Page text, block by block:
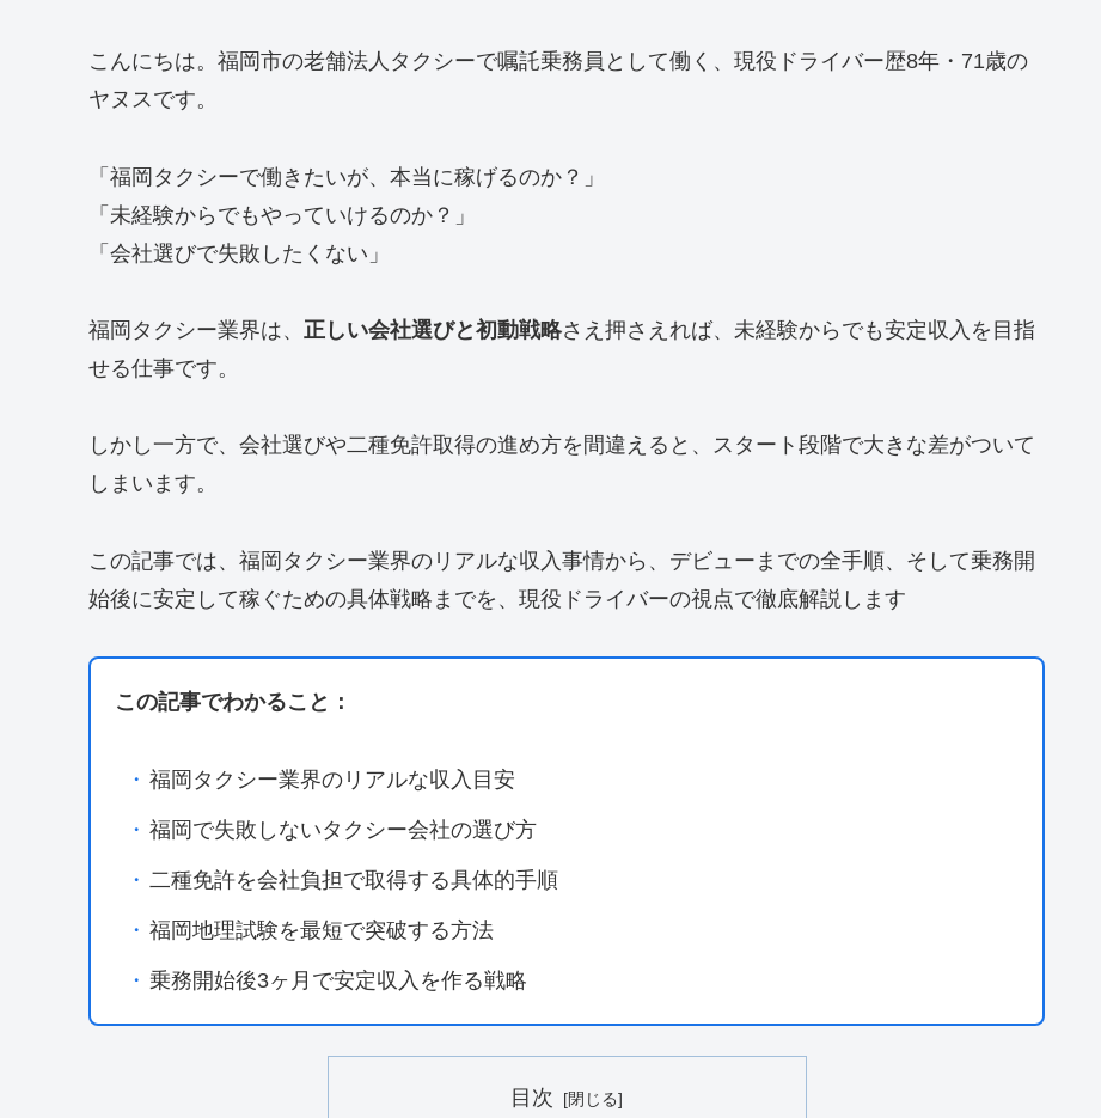
こんにちは。福岡市の老舗法人タクシーで嘱託乗務員として働く、現役ドライバー歴8年・71歳の
ヤヌスです。
「福岡タクシーで働きたいが、本当に稼げるのか？」
「未経験からでもやっていけるのか？」
「会社選びで失敗したくない」
福岡タクシー業界は、 正しい会社選びと初動戦略さえ押さえれば、未経験からでも安定収入を目指
せる仕事です。
しかし一方で、会社選びや二種免許取得の進め方を間違えると、スタート段階で大きな差がついて
しまいます。
この記事では、福岡タクシー業界のリアルな収入事情から、デビューまでの全手順、そして乗務開
始後に安定して稼ぐための具体戦略までを、現役ドライバーの視点で徹底解説します
この記事でわかること：
・ 福岡タクシー業界のリアルな収入目安
・ 福岡で失敗しないタクシー会社の選び方
・ 二種免許を会社負担で取得する具体的手順
・ 福岡地理試験を最短で突破する方法
・ 乗務開始後3ヶ月で安定収入を作る戦略
目次